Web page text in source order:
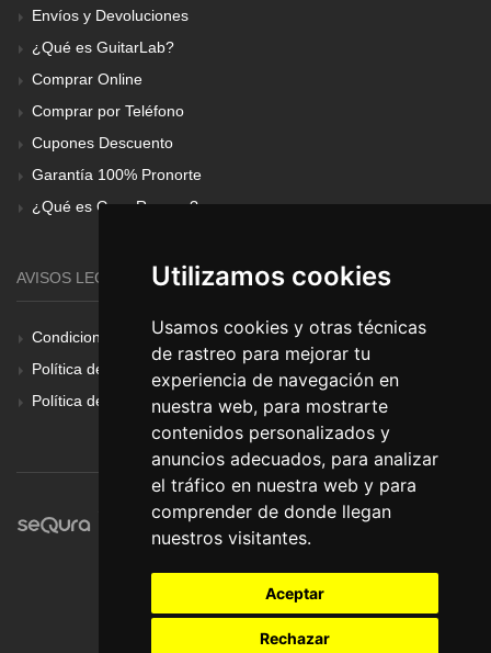
Utilizamos cookies
Usamos cookies y otras técnicas
de rastreo para mejorar tu
experiencia de navegación en
nuestra web, para mostrarte
contenidos personalizados y
anuncios adecuados, para analizar
el tráfico en nuestra web y para
comprender de donde llegan
nuestros visitantes.
Aceptar
Rechazar
Envíos y Devoluciones
¿Qué es GuitarLab?
Comprar Online
Comprar por Teléfono
Cupones Descuento
Garantía 100% Pronorte
¿Qué es Gear Renove?
AVISOS LEGALES
Condiciones Generales
Política de Cookies
Política de Privacidad